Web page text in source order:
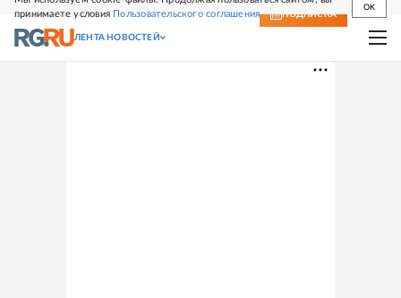
принимаете условия Пользовательского соглашения
OK
СВЕЖИЙ НОМЕР ПОДПИСКА
ЛЕНТА НОВОСТЕЙ